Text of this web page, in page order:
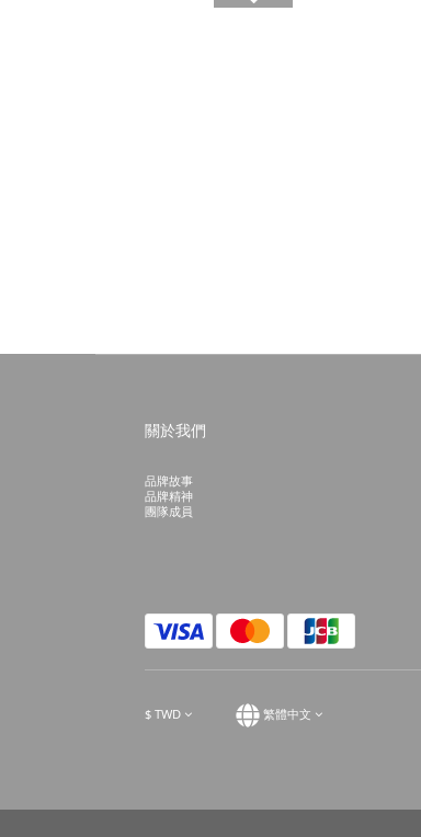
關於我們
品牌故事
品牌精神
團隊成員
$ TWD 繁體中文